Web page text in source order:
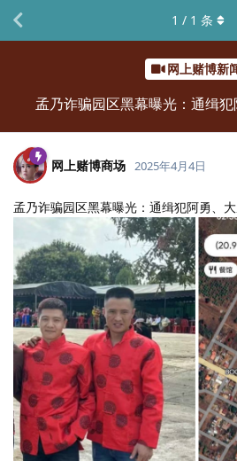
网上赌博新
孟乃诈骗园区黑幕曝光：通缉
1 / 1 条
网上赌博商场 2025年4月4日
孟乃诈骗园区黑幕曝光：通缉犯阿勇、